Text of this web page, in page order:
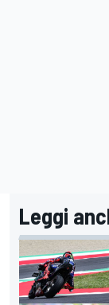
Leggi